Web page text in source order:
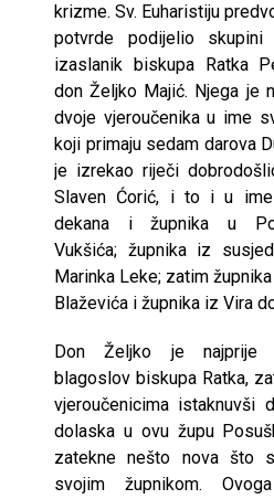
krizme. Sv. Euharistiju
potvrde podijelio
izaslanik biskupa Ratka
don Željko Majić. Njega je
dvoje vjeroučenika u ime
koji primaju sedam darova
je izrekao riječi
Slaven Ćorić, i to i u ime
dekana i župnika u
Vukšića; župnika iz
Marinka Leke; zatim
Blaževića i župnika iz Vira
Don Željko je najprije
blagoslov biskupa Ratka,
vjeroučenicima istaknuvši
dolaska u ovu župu
zatekne nešto nova što
svojim župnikom.